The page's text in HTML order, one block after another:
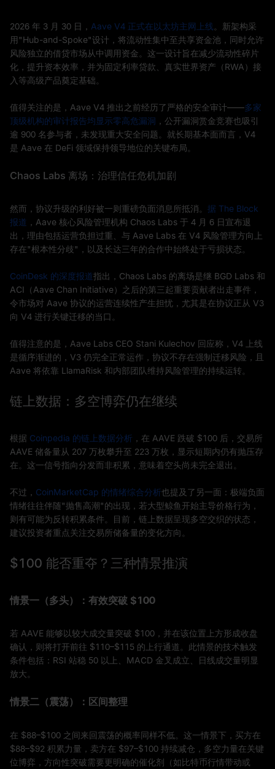
2026 年 3 月 30 日， Aave V4 正式在以太坊主网上线。新架构采
用"Hub-and-Spoke"设计，将流动性集中至共享资金池，同时允许
风险独立的借贷市场从中调用资金。这一设计旨在减少流动性碎片
化，提升资本效率，并为固定利率贷款、真实世界资产（RWA）接
入等高级产品奠定基础。
值得关注的是，Aave V4 推出之前经历了严格的安全审计——多家
顶级机构的审计报告均显示零高危漏洞 ，公开漏洞赏金竞赛也吸引
逾 900 名参与者，未发现重大安全问题。就长期基本面而言，V4
是 Aave 在 DeFi 领域保持领导地位的关键布局。
Chaos Labs 离场：治理信任危机加剧
然而，协议升级的利好被一则重磅负面消息所抵消。 据 The Block
报道 ，Aave 核心风险管理机构 Chaos Labs 于 4 月 6 日宣布退
出，理由包括运营负担过重、与 Aave Labs 在 V4 风险管理方向上
存在"根本性分歧"，以及长达三年的合作中始终处于亏损状态。
CoinDesk 的深度报道指出，Chaos Labs 的离场是继 BGD Labs 和
ACI（Aave Chan Initiative）之后的第三起重要贡献者出走事件，
令市场对 Aave 协议的运营连续性产生担忧，尤其是在协议正从 V3
向 V4 进行关键迁移的当口。
值得注意的是，Aave Labs CEO Stani Kulechov 回应称，V4 上线
是循序渐进的，V3 仍完全正常运作，协议不存在强制迁移风险，且
Aave 将依靠 LlamaRisk 和内部团队维持风险管理的持续运转。
链上数据：多空博弈仍在继续
根据 Coinpedia 的链上数据分析 ，在 AAVE 跌破 $100 后，交易所
AAVE 储备量从 207 万枚攀升至 223 万枚，显示短期内仍有抛压存
在。这一信号指向分发而非积累，意味着空头尚未完全退出。
不过， CoinMarketCap 的情绪综合分析也提及了另一面：极端负面
情绪往往伴随"抛售高潮"的出现，若大型鲸鱼开始主导价格行为，
则有可能为反转积累条件。目前，链上数据呈现多空交织的状态，
建议投资者重点关注交易所储备量的变化方向。
$100 能否重夺？三种情景推演
情景一（多头）：有效突破 $100
若 AAVE 能够以较大成交量突破 $100，并在该位置上方形成收盘
确认，则将打开前往 $110–$115 的上行通道。此情景的技术触发
条件包括：RSI 站稳 50 以上、MACD 金叉成立、日线成交量明显
放大。
情景二（震荡）：区间整理
在 $88–$100 之间来回震荡的概率同样不低。这一情景下，买方在
$88–$92 积累力量，卖方在 $97–$100 持续减仓，多空力量在关键
位博弈，方向性突破需要更明确的催化剂（如比特币行情带动或